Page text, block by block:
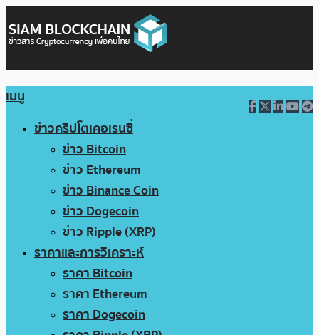
เมนู
ข่าวคริปโตเคอเรนซี่
ข่าว Bitcoin
ข่าว Ethereum
ข่าว Binance Coin
ข่าว Dogecoin
ข่าว Ripple (XRP)
ราคาและการวิเคราะห์
ราคา Bitcoin
ราคา Ethereum
ราคา Dogecoin